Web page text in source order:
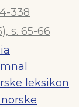
338
s. 65-66
leksikon